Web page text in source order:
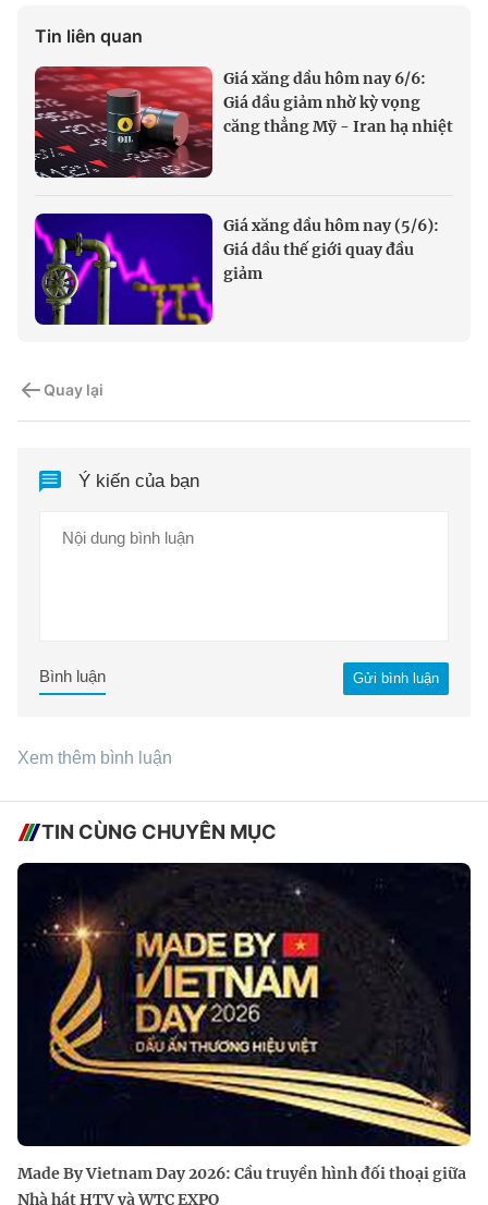
Tin liên quan
Giá xăng dầu hôm nay 6/6:
Giá dầu giảm nhờ kỳ vọng
căng thẳng Mỹ - Iran hạ nhiệt
Giá xăng dầu hôm nay (5/6):
Giá dầu thế giới quay đầu
giảm
Quay lại
Ý kiến của bạn
Gửi bình luận
Bình luận
Xem thêm bình luận
TIN CÙNG CHUYÊN MỤC
Made By Vietnam Day 2026: Cầu truyền hình đối thoại giữa
Nhà hát HTV và WTC EXPO